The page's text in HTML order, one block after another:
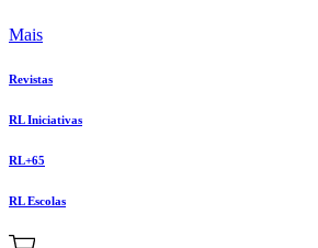
Mais
Revistas
RL Iniciativas
RL+65
RL Escolas